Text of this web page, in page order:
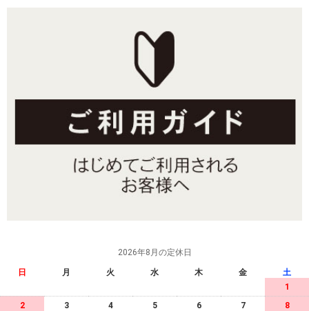
2026年8月の定休日
日 月 火 水 木 金
土
1
2
3 4 5 6 7
8